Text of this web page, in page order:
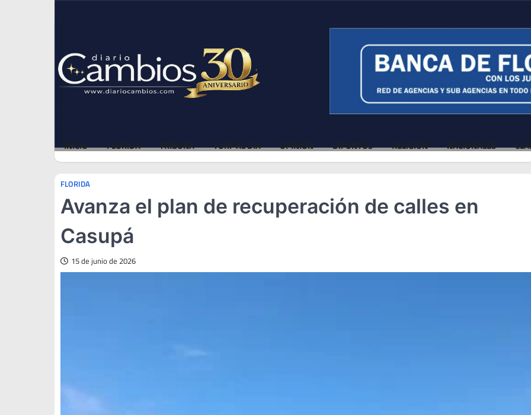
INICIO FLORIDA TRIBUNA TURF AL DÍA OPINIÓN DIFUNTOS RELIGIÓN NACIONALES
FLORIDA
Avanza el plan de recuperación de calles en
Casupá
15 de junio de 2026